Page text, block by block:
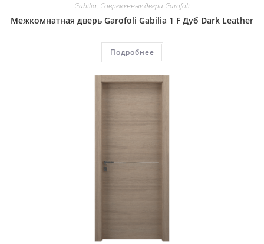
Gabilia, Современные двери Garofoli
Межкомнатная дверь Garofoli Gabilia 1 F Дуб Dark Leather
Подробнее